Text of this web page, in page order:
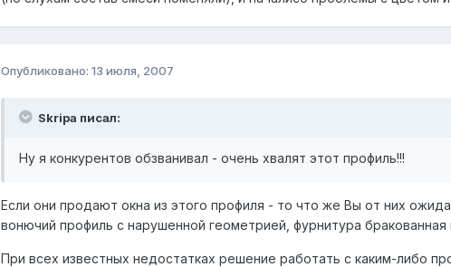
Опубликовано: 13 июля, 2007
Skripa писал:
Ну я конкурентов обзванивал - очень хвалят этот профиль!!!
Если они продают окна из этого профиля - то что же Вы от них
вонючий профиль с нарушенной геометрией, фурнитура
При всех известных недостатках решение работать с каким-либо